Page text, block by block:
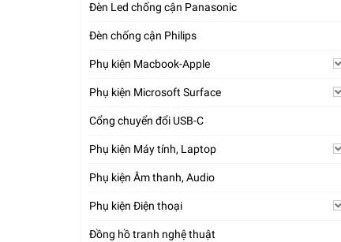
Đèn Led chống cận Panasonic
Đèn chống cận Philips
Phụ kiện Macbook-Apple
Phụ kiện Microsoft Surface
Cổng chuyển đổi USB-C
Phụ kiện Máy tính, Laptop
Phụ kiện Âm thanh, Audio
Phụ kiện Điện thoại
Đồng hồ tranh nghệ thuật